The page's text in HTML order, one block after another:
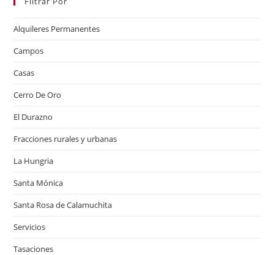
Alquileres Permanentes
Campos
Casas
Cerro De Oro
El Durazno
Fracciones rurales y urbanas
La Hungria
Santa Mónica
Santa Rosa de Calamuchita
Servicios
Tasaciones